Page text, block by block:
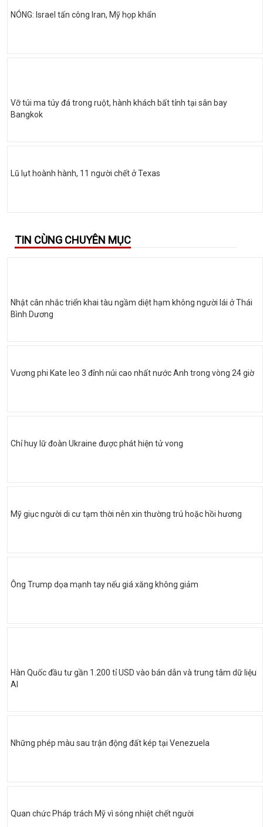
NÓNG: Israel tấn công Iran, Mỹ họp khẩn
Vỡ túi ma túy đá trong ruột, hành khách bất tỉnh tại sân bay
Bangkok
Lũ lụt hoành hành, 11 người chết ở Texas
TIN CÙNG CHUYÊN MỤC
Nhật cân nhắc triển khai tàu ngầm diệt hạm không người lái ở Thái
Bình Dương
Vương phi Kate leo 3 đỉnh núi cao nhất nước Anh trong vòng 24 giờ
Chỉ huy lữ đoàn Ukraine được phát hiện tử vong
Mỹ giục người di cư tạm thời nên xin thường trú hoặc hồi hương
Ông Trump dọa mạnh tay nếu giá xăng không giảm
Hàn Quốc đầu tư gần 1.200 tỉ USD vào bán dẫn và trung tâm dữ liệu
AI
Những phép màu sau trận động đất kép tại Venezuela
Quan chức Pháp trách Mỹ vì sóng nhiệt chết người